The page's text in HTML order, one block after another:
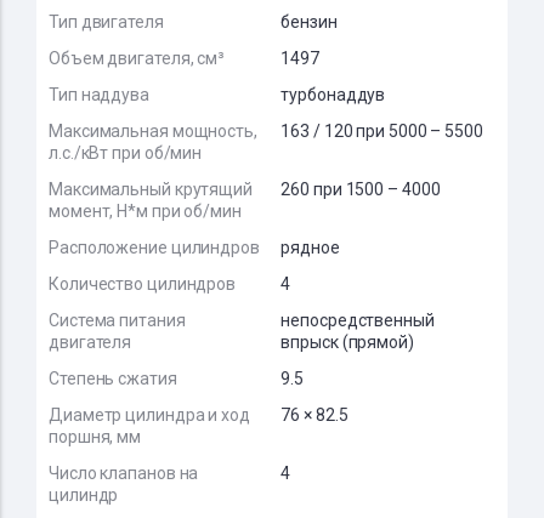
Тип двигателя
бензин
Объем двигателя, см³
1497
Тип наддува
турбонаддув
Максимальная мощность,
л.с./кВт при об/мин
163 / 120 при 5000 – 5500
Максимальный крутящий
момент, Н*м при об/мин
260 при 1500 – 4000
Расположение цилиндров
рядное
Количество цилиндров
4
Система питания
двигателя
непосредственный
впрыск (прямой)
Степень сжатия
9.5
Диаметр цилиндра и ход
поршня, мм
76 × 82.5
Число клапанов на
цилиндр
4